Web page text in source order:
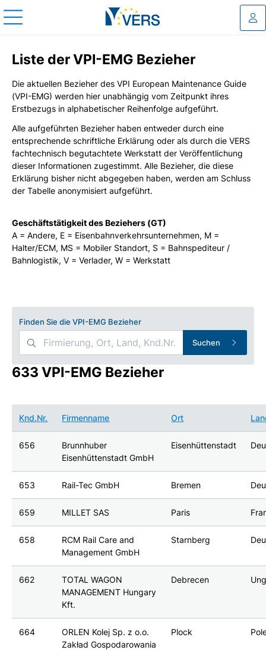
Liste der VPI-EMG Bezieher
Die aktuellen Bezieher des VPI European Maintenance Guide
(VPI-EMG) werden hier unabhängig vom Zeitpunkt ihres
Erstbezugs in alphabetischer Reihenfolge aufgeführt.
Alle aufgeführten Bezieher haben entweder durch eine
entsprechende schriftliche Erklärung oder als durch die VERS
fachtechnisch begutachtete Werkstatt der Veröffentlichung
dieser Informationen zugestimmt. Alle Bezieher, die diese
Erklärung bisher nicht abgegeben haben, werden am Schluss
der Tabelle anonymisiert aufgeführt.
Geschäftstätigkeit des Beziehers (GT)
A = Andere, E = Eisenbahnverkehrsunternehmen, M =
Halter/ECM, MS = Mobiler Standort, S = Bahnspediteur /
Bahnlogistik, V = Verlader, W = Werkstatt
Finden Sie die VPI-EMG Bezieher
Suchen
633 VPI-EMG Bezieher
Knd.Nr. Firmenname Ort
656
Brunnhuber
Eisenhüttenstadt GmbH
Eisenhüttenstadt
653 Rail-Tec GmbH Bremen
659 MILLET SAS Paris
658
RCM Rail Care and
Management GmbH
Starnberg
662
TOTAL WAGON
MANAGEMENT Hungary
Kft.
Debrecen
664
ORLEN Kolej Sp. z o.o.
Zakład Gospodarowania
Plock